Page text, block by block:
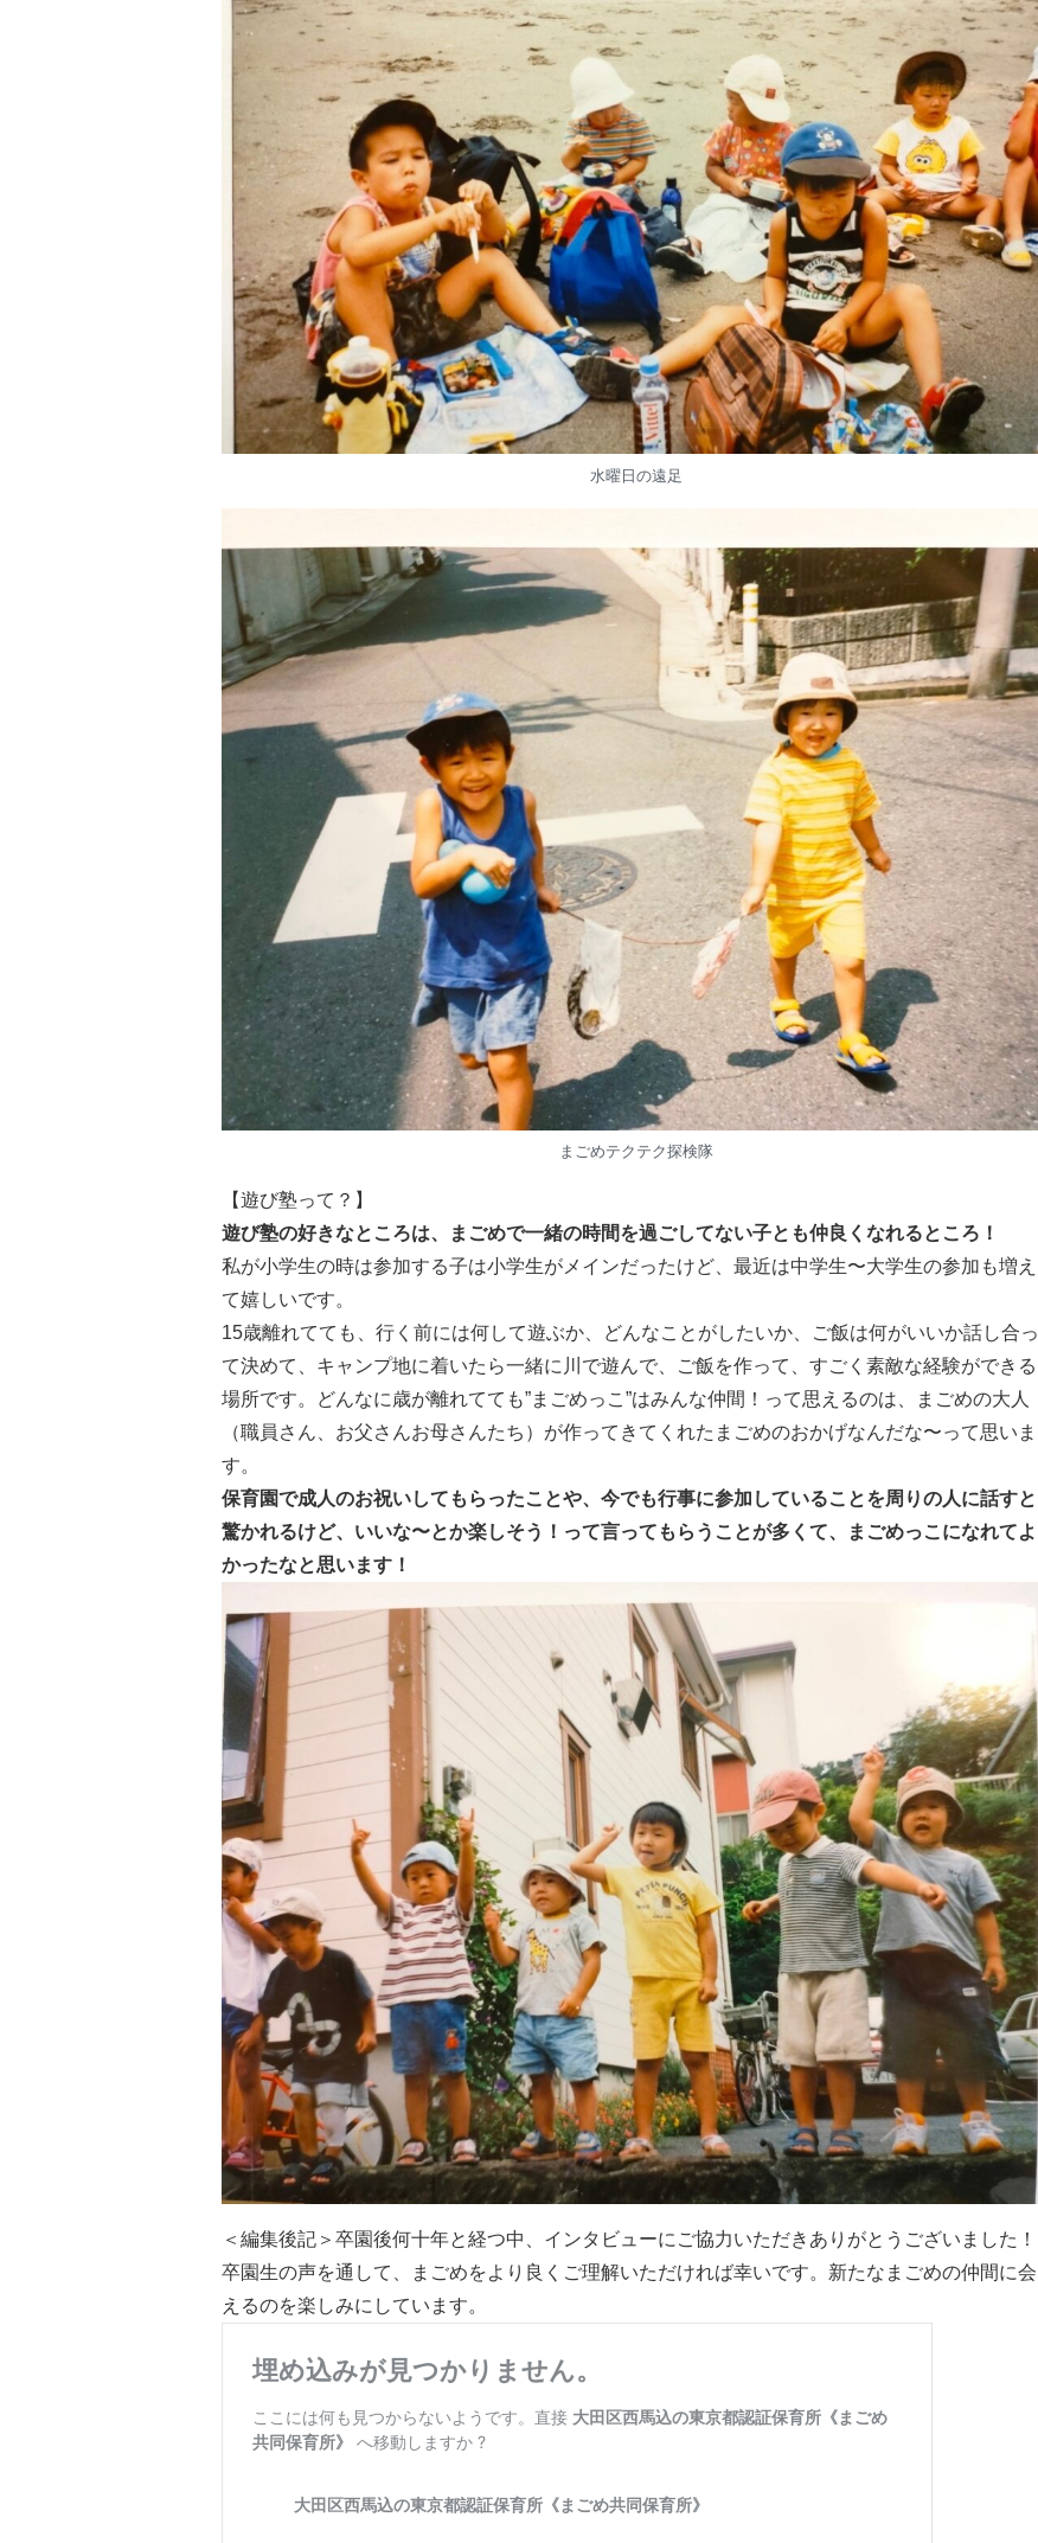
水曜日の遠足
まごめテクテク探検隊
【遊び塾って？】
遊び塾の好きなところは、まごめで一緒の時間を過ごしてない子とも仲良くなれるところ！
私が小学生の時は参加する子は小学生がメインだったけど、最近は中学生〜大学生の参加も増え
て嬉しいです。
15歳離れてても、行く前には何して遊ぶか、どんなことがしたいか、ご飯は何がいいか話し合っ
て決めて、キャンプ地に着いたら一緒に川で遊んで、ご飯を作って、すごく素敵な経験ができる
場所です。どんなに歳が離れてても”まごめっこ”はみんな仲間！って思えるのは、まごめの大人
（職員さん、お父さんお母さんたち）が作ってきてくれたまごめのおかげなんだな〜って思いま
す。
保育園で成人のお祝いしてもらったことや、今でも行事に参加していることを周りの人に話すと
驚かれるけど、いいな〜とか楽しそう！って言ってもらうことが多くて、まごめっこになれてよ
かったなと思います！
＜編集後記＞卒園後何十年と経つ中、インタビューにご協力いただきありがとうございました！
卒園生の声を通して、まごめをより良くご理解いただければ幸いです。新たなまごめの仲間に会
えるのを楽しみにしています。